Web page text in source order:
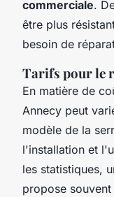
commerciale.
être plus
besoin de
Tarifs pour le
En matière de
Annecy peut
modèle de la
l'installation et
les statistiques,
propose souvent